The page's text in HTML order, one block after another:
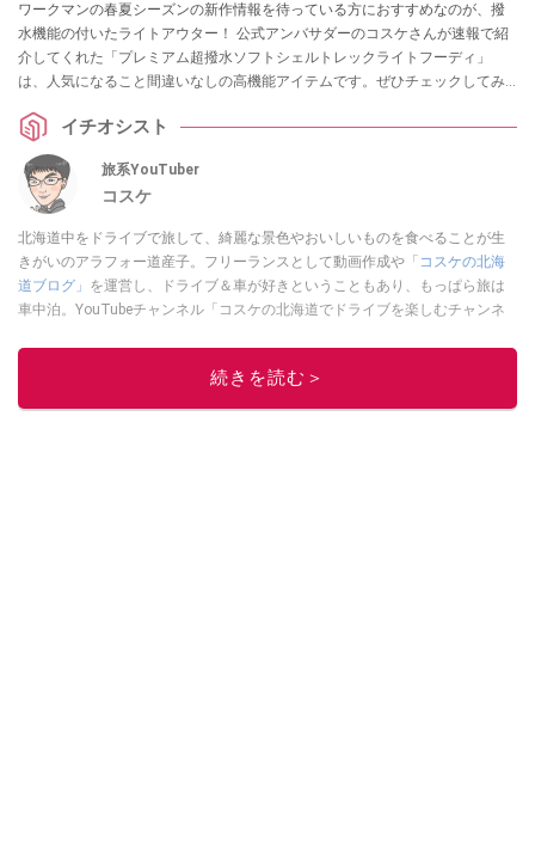
ワークマンの春夏シーズンの新作情報を待っている方におすすめなのが、撥
水機能の付いたライトアウター！ 公式アンバサダーのコスケさんが速報で紹
介してくれた「プレミアム超撥水ソフトシェルトレックライトフーディ」
は、人気になること間違いなしの高機能アイテムです。ぜひチェックしてみ
イチオシスト
旅系YouTuber
コスケ
北海道中をドライブで旅して、綺麗な景色やおいしいものを食べることが生
きがいのアラフォー道産子。フリーランスとして動画作成や 「コスケの北海
道ブログ」 を運営し、ドライブ＆車が好きということもあり、もっぱら旅は
車中泊。YouTubeチャンネル「コスケの北海道でドライブを楽しむチャンネ
も配信中。
続きを読む＞